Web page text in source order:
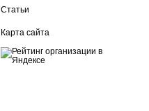
Статьи
Карта сайта